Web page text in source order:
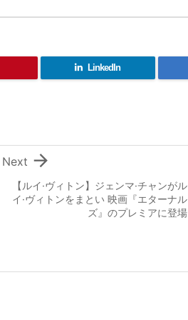
LinkedIn
【ルイ·ヴィトン】ジェンマ·チャンがル
イ·ヴィトンをまとい 映画『エターナル
ズ』のプレミアに登場

Next